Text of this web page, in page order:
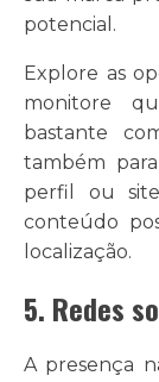
potencial.
Explore as
monitore
bastante
também
perfil ou
conteúdo
localização.
5. Redes
A presença